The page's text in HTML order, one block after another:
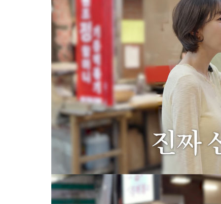
외신들도 주목한 韓축구 파문…"국민적 공분에 수사 재개"
11시간 압수수색에 성접대 파문까지…'쑥대밭' 된 축구협회
[속보]규제합리화위원회 부위원장에 김태유 서울대 공대 교수…